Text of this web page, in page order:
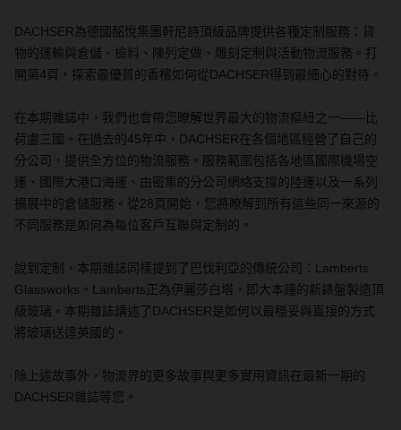
DACHSER為德國酩悅集團軒尼詩頂級品牌提供各種定制服務：貨
物的運輸與倉儲、檢料、陳列定做、雕刻定制與活動物流服務。打
開第4頁，探索最優質的香檳如何從DACHSER得到最細心的對待。
在本期雜誌中，我們也會帶您瞭解世界最大的物流樞紐之一——比
荷盧三國。在過去的45年中， DACHSER在各個地區經營了自己的
分公司，提供全方位的物流服務。服務範圍包括各地區國際機場空
運、國際大港口海運、由密集的分公司網絡支撐的陸運以及一系列
擴展中的倉儲服務。從28頁開始，您將瞭解到所有這些同一來源的
不同服務是如何為每位客戶互聯與定制的。
說到定制，本期雜誌同樣提到了巴伐利亞的傳統公司： Lamberts
Glassworks 。 Lamberts正為伊麗莎白塔，即大本鐘的新錶盤製造頂
級玻璃。本期雜誌講述了DACHSER是如何以最穩妥與直接的方式
將玻璃送達英國的。
除上述故事外，物流界的更多故事與更多實用 資訊 在最新一期的
DACHSER雜誌等您。